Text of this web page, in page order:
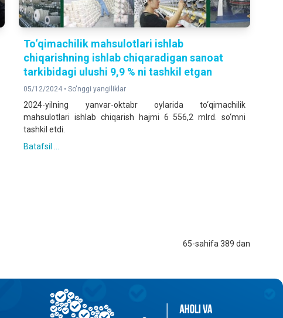
To‘qimachilik mahsulotlari ishlab
chiqarishning ishlab chiqaradigan sanoat
tarkibidagi ulushi 9,9 % ni tashkil etgan
05/12/2024 •So'nggi yangiliklar
2024-yilning yanvar-oktabr oylarida to‘qimachilik
mahsulotlari ishlab chiqarish hajmi 6 556,2 mlrd. so‘mni
tashkil etdi.
Batafsil ...
65-sahifa 389 dan